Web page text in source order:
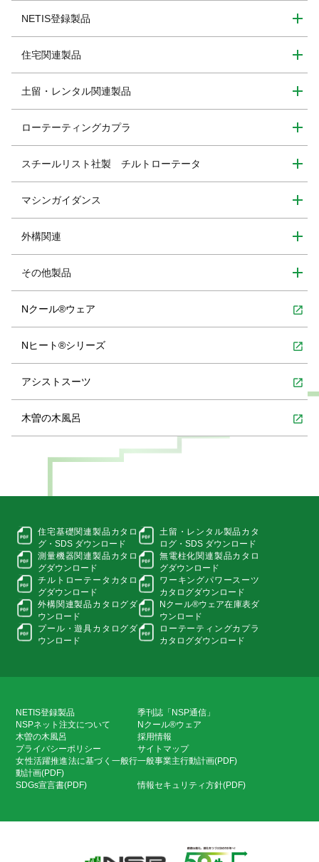
NETIS登録製品
住宅関連製品
土留・レンタル関連製品
ローテーティングカプラ
スチールリスト社製 チルトローテータ
マシンガイダンス
外構関連
その他製品
Nクール®ウェア open_in_new
Nヒート®シリーズ open_in_new
アシストスーツ open_in_new
木曽の木風呂 open_in_new
住宅基礎関連製品カタロ
グ・SDS ダウンロード
土留・レンタル製品カタ
ログ・ SDS ダウンロード
測量機器関連製品カタロ
グダウンロード
無電柱化関連製品カタロ
グダウンロード
チルトローテータカタロ
グダウンロード
ワーキングパワースーツ
カタログダウンロード
外構関連製品カタログダ
ウンロード
Nクール®ウェア在庫表ダ
ウンロード
プール・遊具カタログダ
ウンロード
ローテーティングカプラ
カタログダウンロード
NETIS登録製品
季刊誌「NSP通信」
NSPネット注文について
Nクール®ウェア
木曽の木風呂
採用情報
プライバシーポリシー
サイトマップ
女性活躍推進法に基づく一般行
動計画(PDF)
一般事業主行動計画(PDF)
SDGs宣言書(PDF) 情報セキュリティ方針(PDF)